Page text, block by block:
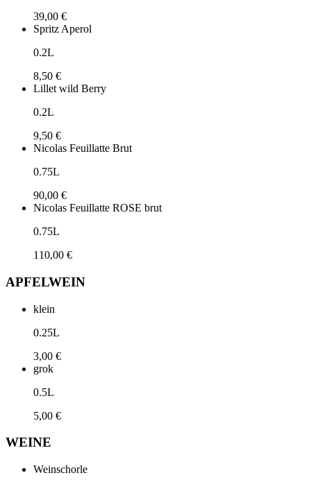
39,00 €
Spritz Aperol
0.2L
8,50 €
Lillet wild Berry
0.2L
9,50 €
Nicolas Feuillatte Brut
0.75L
90,00 €
Nicolas Feuillatte ROSE brut
0.75L
110,00 €
APFELWEIN
klein
0.25L
3,00 €
grok
0.5L
5,00 €
WEINE
Weinschorle